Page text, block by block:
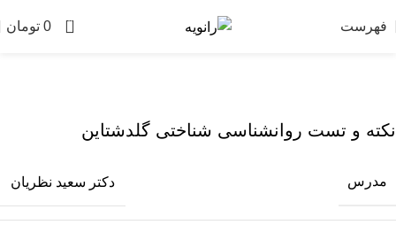
فهرست 0
0 تومان
نکته و تست روانشناسی شناختی گلدشتاین
مدرس دکتر سعید نظریان